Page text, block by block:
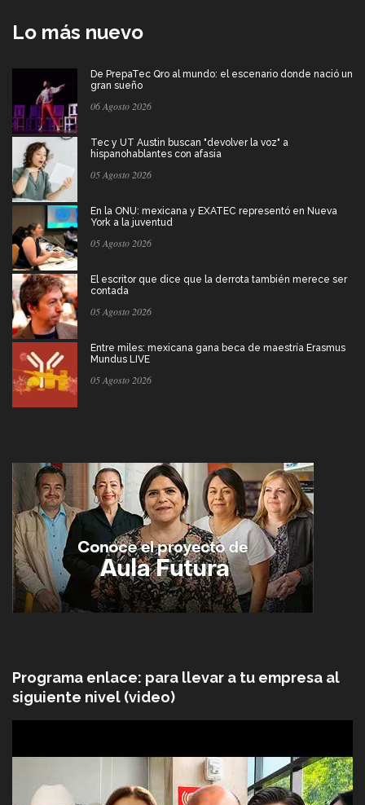
Lo más nuevo
De PrepaTec Qro al mundo: el escenario donde nació un
gran sueño
06 Agosto 2026
Tec y UT Austin buscan "devolver la voz" a
hispanohablantes con afasia
05 Agosto 2026
En la ONU: mexicana y EXATEC representó en Nueva
York a la juventud
05 Agosto 2026
El escritor que dice que la derrota también merece ser
contada
05 Agosto 2026
Entre miles: mexicana gana beca de maestría Erasmus
Mundus LIVE
05 Agosto 2026
Programa enlace: para llevar a tu empresa al
siguiente nivel (video)